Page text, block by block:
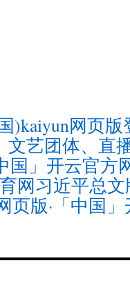
)kaiyun网页
文艺团体、直
国」开云官方
网习近平总
页版·「中国